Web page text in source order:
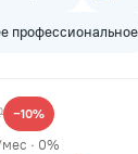
профессиональное
−10%
· 0%